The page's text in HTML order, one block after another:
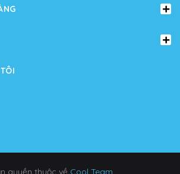
quyền thuộc về Cool Team